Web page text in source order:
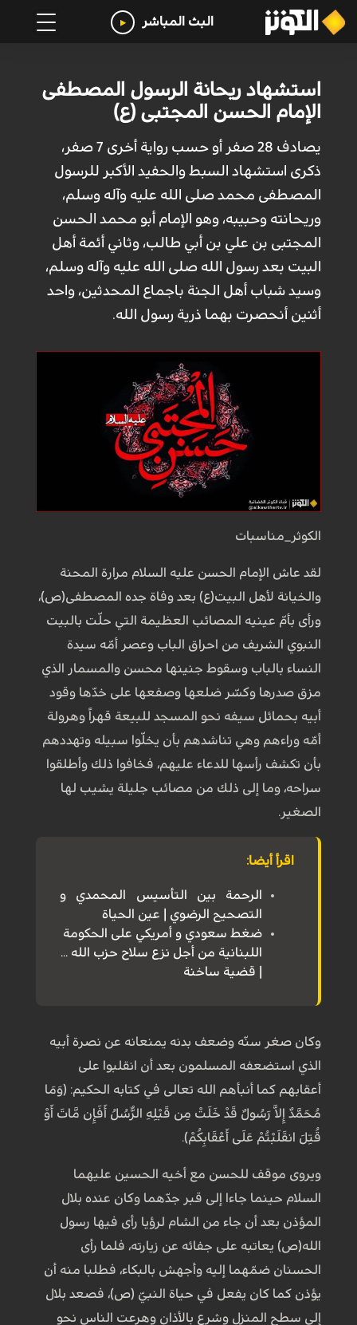
البث المباشر
استشهاد ريحانة الرسول المصطفى
الإمام الحسن المجتبى (ع)
يصادف 28 صفر أو حسب رواية أخرى 7 صفر،
ذكرى استشهاد السبط والحفيد الأكبر للرسول
المصطفى محمد صلى الله عليه وآله وسلم،
وريحانته وحبيبه، وهو الإمام أبو محمد الحسن
المجتبى بن علي بن أبي طالب، وثاني أئمة أهل
البيت بعد رسول الله صلى الله عليه وآله وسلم،
وسيد شباب أهل الجنة باجماع المحدثين، واحد
أثنين أنحصرت بهما ذرية رسول الله.
الكوثر_مناسبات
لقد عاش الإمام الحسن عليه السلام مرارة المحنة
والخيانة لأهل البيت(ع) بعد وفاة جده المصطفى(ص)،
ورأى بأمّ عينيه المصائب العظيمة التي حلّت بالبيت
النبوي الشريف من احراق الباب وعصر أمّه سيدة
النساء بالباب وسقوط جنينها محسن والمسمار الذي
مزق صدرها وكسّر ضلعها وصفعها على خدّها وقود
أبيه بحمائل سيفه نحو المسجد للبيعة قهراً وهرولة
أمّه وراءهم وهي تناشدهم بأن يخلّوا سبيله وتهددهم
بأن تكشف رأسها للدعاء عليهم، فخافوا ذلك وأطلقوا
سراحه، وما إلى ذلك من مصائب جليلة يشيب لها
الصغير.
اقرأ أيضا:
الرحمة بين التأسيس المحمدي و
التصحيح الرضوي | عين الحياة
ضغط سعودي و أمريكي على الحكومة
اللبنانية من أجل نزع سلاح حزب الله ...
| قضية ساخنة
وكان صغر سنّه وضعف بدنه يمنعانه عن نصرة أبيه
الذي استضعفه المسلمون بعد أن انقلبوا على
أعقابهم كما أنبأهم الله تعالى في كتابه الحكيم: (وَمَا
مُحَمَّدٌ إِلاَّ رَسُولٌ قَدْ خَلَتْ مِن قَبْلِهِ الرُّسُلُ أَفَإِن مَّاتَ أَوْ
قُتِلَ انقَلَبْتُمْ عَلَى أَعْقَابِكُمْ).
ويروى موقف للحسن مع أخيه الحسين عليهما
السلام حينما جاءا إلى قبر جدّهما وكان عنده بلال
المؤذن بعد أن جاء من الشام لرؤيا رأى فيها رسول
الله(ص) يعاتبه على جفائه عن زيارته، فلما رأى
الحسنان ضمّهما إليه وأجهش بالبكاء، فطلبا منه أن
يؤذن كما كان يفعل في حياة النبيّ (ص)، فصعد بلال
إلى سطح المنزل وشرع بالأذان وهرعت الناس نحو